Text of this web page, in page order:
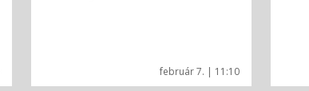
február 7. | 11:10